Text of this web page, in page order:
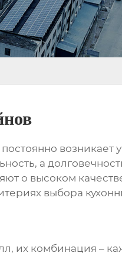
возникает у
а
о высоком
выбора
их комбинация –